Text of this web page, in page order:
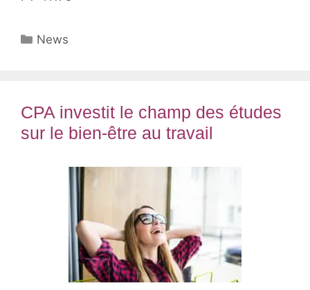
Catégories
News
CPA investit le champ des études
sur le bien-être au travail